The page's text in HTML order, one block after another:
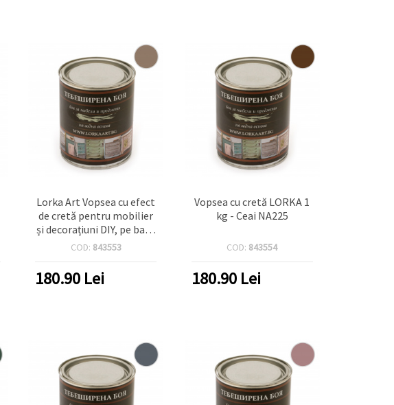
Lorka Art Vopsea cu efect
de cretă pentru mobilier
și decorațiuni DIY, pe bază
de apă, mată, 1 kg, Stridie
COD: 843553
180.90 Lei
Vopsea cu cretă LORKA 1
kg - Ceai NA225
COD: 843554
180.90Lei